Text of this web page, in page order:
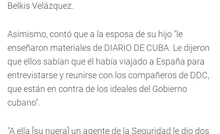
Belkis Velázquez.
Asimismo, contó que a la esposa de su hijo "le
enseñaron materiales de DIARIO DE CUBA. Le dijeron
que ellos sabían que él había viajado a España para
entrevistarse y reunirse con los compañeros de DDC,
que están en contra de los ideales del Gobierno
cubano".
"A ella [su nuera] un agente de la Seguridad le dio dos